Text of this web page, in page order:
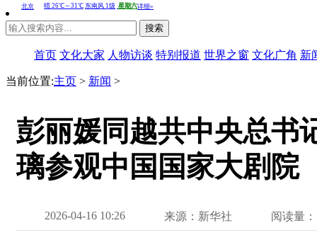
搜索
首页 文化大家 人物访谈 特别报道 世界之窗 文化广角 新
当前位置:主页 > 新闻 >
彭丽媛同越共中央总书
璃参观中国国家大剧院
2026-04-16 10:26 来源：新华社 阅读量：